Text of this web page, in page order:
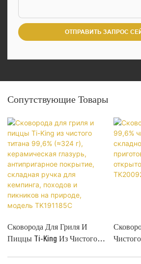
ОТПРАВИТЬ ЗАПРОС
Сопутствующие Товары
Сковорода Для Гриля И
Пиццы Ti-King Из Чистого